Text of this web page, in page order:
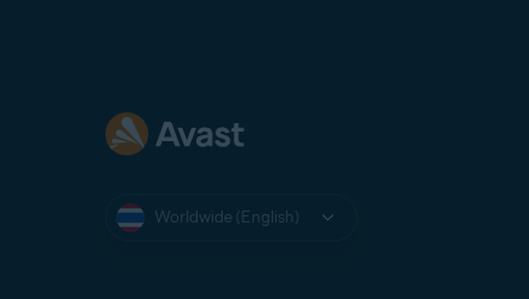
Worldwide (English)